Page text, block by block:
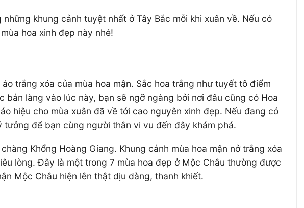
khung cảnh tuyệt nhất ở Tây Bắc mỗi khi xuân về. Nếu có
hoa xinh đẹp này nhé!
trắng xóa của mùa hoa mận. Sắc hoa trắng như tuyết tô điểm
làng vào lúc này, bạn sẽ ngỡ ngàng bởi nơi đâu cũng có Hoa
hiệu cho mùa xuân đã về tới cao nguyên xinh đẹp. Nếu đang có
để bạn cùng người thân vi vu đến đây khám phá.
Khổng Hoàng Giang. Khung cảnh mùa hoa mận nở trắng xóa
lòng. Đây là một trong 7 mùa hoa đẹp ở Mộc Châu thường được
Mộc Châu hiện lên thật dịu dàng, thanh khiết.